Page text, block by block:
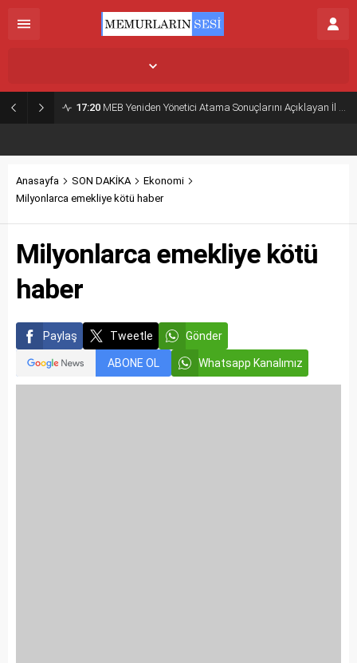
17:20 MEB Yeniden Yönetici Atama Sonuçlarını Açıklayan İl MEM’ler Listesi
Anasayfa SON DAKİKA
Ekonomi
Milyonlarca emekliye kötü haber
Milyonlarca emekliye kötü
haber
Paylaş Tweetle Gönder
ABONE OL Whatsapp Kanalımız